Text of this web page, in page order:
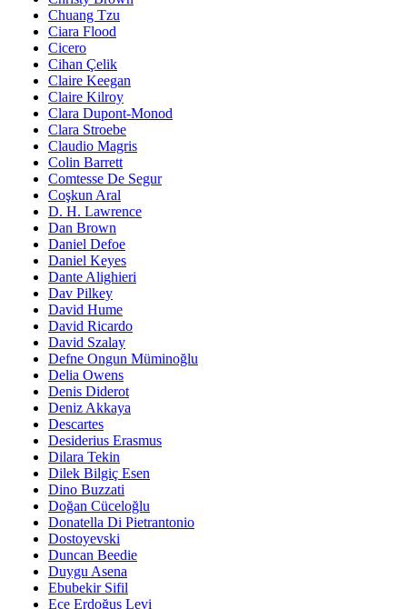
Chuang Tzu
Ciara Flood
Cicero
Cihan Çelik
Claire Keegan
Claire Kilroy
Clara Dupont-Monod
Clara Stroebe
Claudio Magris
Colin Barrett
Comtesse De Segur
Coşkun Aral
D. H. Lawrence
Dan Brown
Daniel Defoe
Daniel Keyes
Dante Alighieri
Dav Pilkey
David Hume
David Ricardo
David Szalay
Defne Ongun Müminoğlu
Delia Owens
Denis Diderot
Deniz Akkaya
Descartes
Desiderius Erasmus
Dilara Tekin
Dilek Bilgiç Esen
Dino Buzzati
Doğan Cüceloğlu
Donatella Di Pietrantonio
Dostoyevski
Duncan Beedie
Duygu Asena
Ebubekir Sifil
Ece Erdoğuş Levi